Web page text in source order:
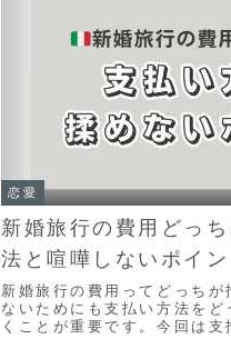
恋愛
新婚旅行の費用どっ
法と喧嘩しないポイン
新婚旅行の費用ってどっち
ないためにも支払い方法を
くことが重要です。今回は